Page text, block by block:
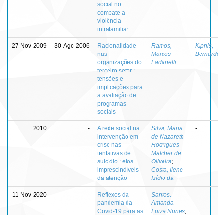
social no
combate a
violência
intrafamiliar
27-Nov-2009 30-Ago-2006
Racionalidade
nas
organizações do
terceiro setor :
tensões e
implicações para
a avaliação de
programas
sociais
Ramos,
Marcos
Fadanelli
Kipnis,
2010 -
A rede social na
intervenção em
crise nas
tentativas de
suicídio : elos
imprescindíveis
da atenção
Silva, Maria
de Nazareth
Rodrigues
Malcher de
Oliveira;
Costa, Ileno
Izídio da
-
11-Nov-2020 -
Reflexos da
pandemia da
Covid-19 para as
Santos,
Amanda
Luize Nunes;
-